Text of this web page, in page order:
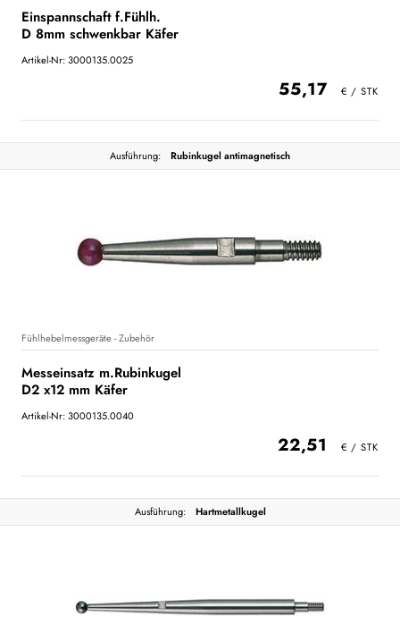
Einspannschaft f.Fühlh.
D 8mm schwenkbar Käfer
Artikel-Nr: 3000135.0025
55,17
Ausführung: Rubinkugel antimagnetisch
Fühlhebelmessgeräte - Zubehör
Messeinsatz m.Rubinkugel
D2 x12 mm Käfer
Artikel-Nr: 3000135.0040
22,51
Ausführung: Hartmetallkugel